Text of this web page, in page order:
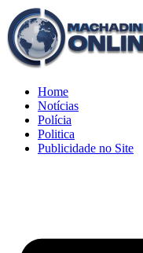
Home
Notícias
Polícia
Politica
Publicidade no Site